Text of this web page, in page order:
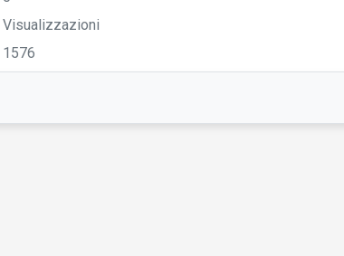
Visualizzazioni
1576